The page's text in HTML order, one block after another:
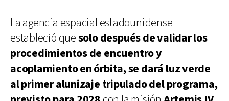
La agencia espacial estadounidense
estableció quesolo después de validar los
procedimientos de encuentro y
acoplamiento en órbita, se dará luz verde
al primer alunizaje tripulado del programa,